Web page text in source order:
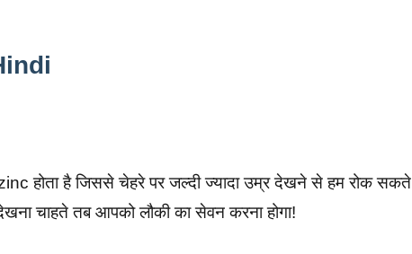
होता है जिससे चेहरे पर जल्दी ज्यादा उम्र देखने से हम रोक सकते
चाहते तब आपको लौकी का सेवन करना होगा!